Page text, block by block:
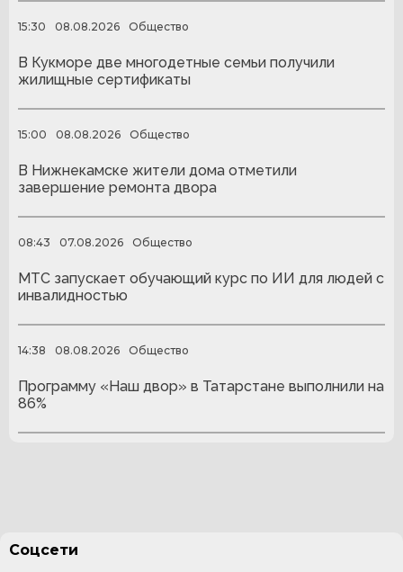
15:30 08.08.2026 Общество
В Кукморе две многодетные семьи получили
жилищные сертификаты
15:00 08.08.2026 Общество
В Нижнекамске жители дома отметили
завершение ремонта двора
08:43 07.08.2026 Общество
МТС запускает обучающий курс по ИИ для людей с
инвалидностью
14:38 08.08.2026 Общество
Программу «Наш двор» в Татарстане выполнили на
86%
Соцсети